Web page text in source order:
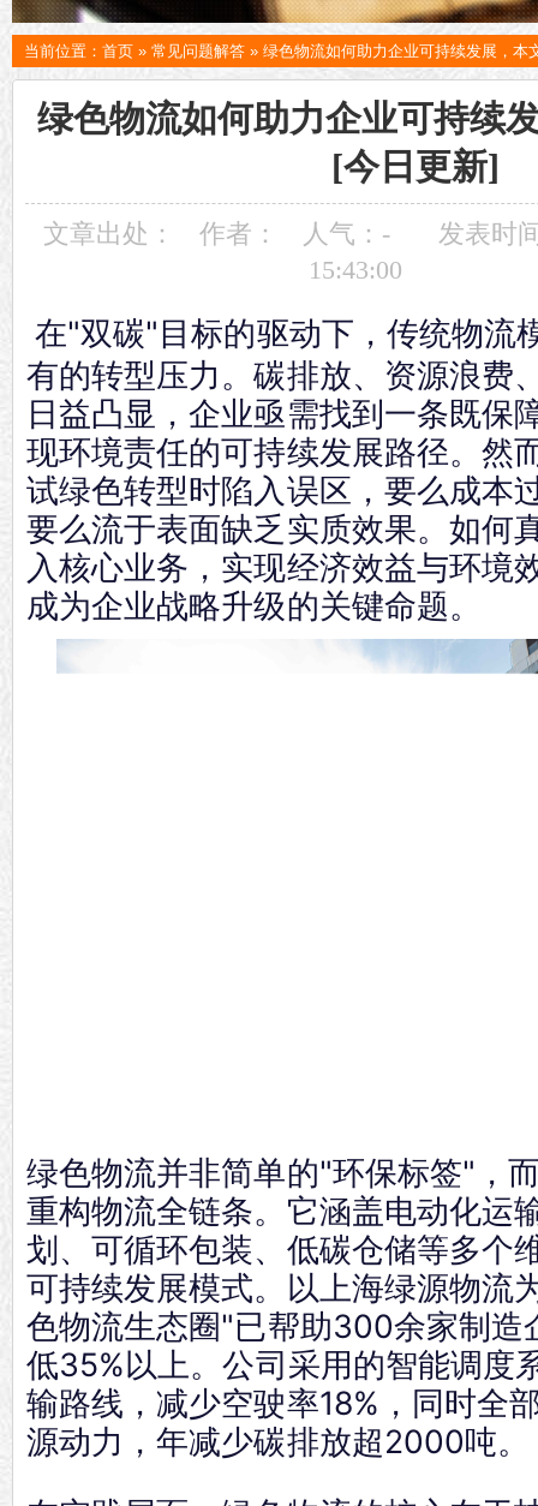
当前位置： 首页 » 常见问题解答 » 绿色物流如何助力企业可持续发展，本
绿色物流如何助力企业可持续
[今日更新]
文章出处： 作者： 人气： -
发表时
15:43:00
在"双碳"目标的驱动下，传统物流
有的转型压力。碳排放、资源浪费
日益凸显，企业亟需找到一条既保
现环境责任的可持续发展路径。然
试绿色转型时陷入误区，要么成本
要么流于表面缺乏实质效果。如何
入核心业务，实现经济效益与环境
成为企业战略升级的关键命题。
绿色物流并非简单的"环保标签"，
重构物流全链条。它涵盖电动化运
划、可循环包装、低碳仓储等多个
可持续发展模式。以上海绿源物流
色物流生态圈"已帮助300余家制造
低35%以上。公司采用的智能调度
输路线，减少空驶率18%，同时全
源动力，年减少碳排放超2000吨。